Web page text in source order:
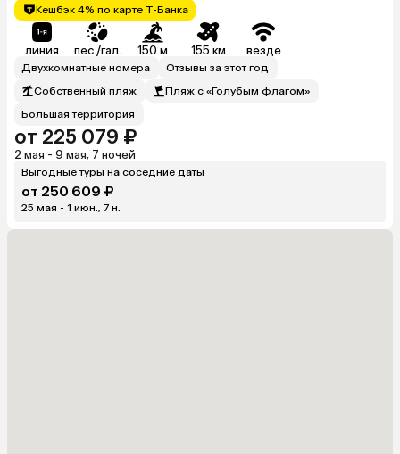
Кешбэк 4% по карте Т-Банка
линия пес./гал. 150 м 155 км везде
Двухкомнатные номера
Отзывы за этот год
Собственный пляж
Пляж с «Голубым флагом»
Большая территория
от 225 079 ₽
2 мая - 9 мая, 7 ночей
Выгодные туры на соседние даты
от 250 609 ₽
25 мая - 1 июн., 7 н.